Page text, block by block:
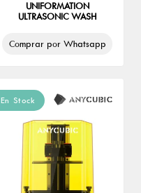
UNIFORMATION
ULTRASONIC WASH
Comprar por Whatsapp
En Stock